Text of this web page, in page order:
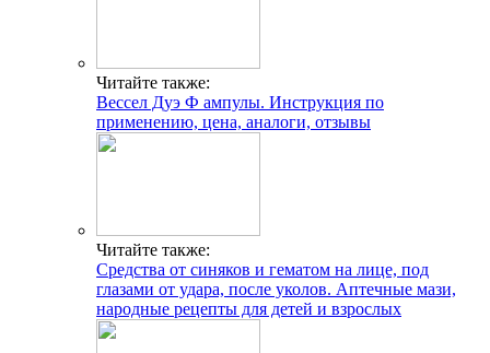
Читайте также:
Вессел Дуэ Ф ампулы. Инструкция по
применению, цена, аналоги, отзывы
Читайте также:
Средства от синяков и гематом на лице, под
глазами от удара, после уколов. Аптечные мази,
народные рецепты для детей и взрослых